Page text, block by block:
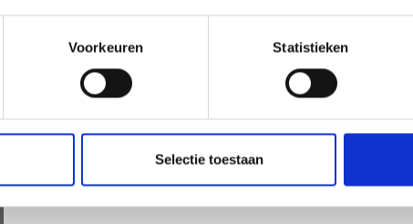
Voorkeuren Statistieken
Selectie toestaan
EUR 27.25
verloopt 12/08/2026
toe aan winkelwagen
EUR 23.10EUR 28.85
Aanbieding verloopt 12/08/2026
Voeg toe aan winkelwagen
Oui, inscrivez-moi !
Wil je liever nieuws ontvangen over onze